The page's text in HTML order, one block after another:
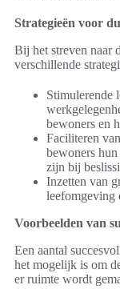
Strategieën voor
Bij het streven naar
verschillende
Stimulerende
bewoners en
Faciliteren
bewoners
zijn bij
Inzetten van
leefomgeving
Voorbeelden van
Een aantal
het mogelijk is om
er ruimte wordt